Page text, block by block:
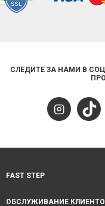
СЛЕДИТЕ ЗА НАМИ В
FAST STEP
ОБСЛУЖИВАНИЕ